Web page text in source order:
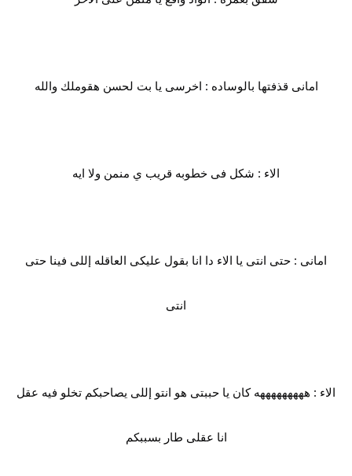
امانى قذفتها بالوساده : اخرسى يا بت لحسن هقوملك والله
الاء : شكل فى خطوبه قريب ي منمن ولا ايه
امانى : حتى انتى يا الاء دا انا بقول عليكى العاقله إللى فينا حتى
انتى
الاء : هههههههههه كان يا حببتى هو انتو إللى يصاحبكم تخلو فيه عقل
انا عقلى طار بسببكم